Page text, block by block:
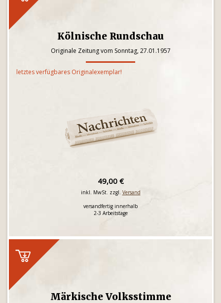
Kölnische Rundschau
Originale Zeitung vom Sonntag, 27.01.1957
letztes verfügbares Originalexemplar!
49,00 €
inkl. MwSt. zzgl. Versand
versandfertig innerhalb
2-3 Arbeitstage
Märkische Volksstimme